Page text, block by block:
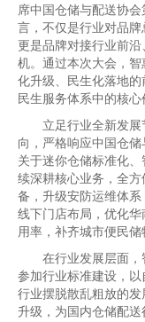
席中国仓储与配送协
言，不仅是行业对品牌
更是品牌对接行业前
机。通过本次大会，
化升级、民生化落地
民生服务体系中的核心
立足行业全新发展
向，严格响应中国仓
关于迷你仓储标准化
续深耕核心业务，全
备，升级安防运维体
线下门店布局，优化
用率，补齐城市便民储
在行业发展层面，
参加行业标准建设，
行业摆脱散乱粗放的
升级，为国内仓储配